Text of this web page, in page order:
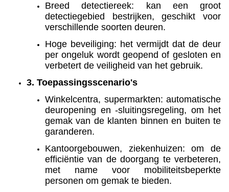
Breed detectiereek: kan een groot
detectiegebied bestrijken, geschikt voor
verschillende soorten deuren.
Hoge beveiliging: het vermijdt dat de deur
per ongeluk wordt geopend of gesloten en
verbetert de veiligheid van het gebruik.
3. Toepassingsscenario's
Winkelcentra, supermarkten: automatische
deuropening en -sluitingsregeling, om het
gemak van de klanten binnen en buiten te
garanderen.
Kantoorgebouwen, ziekenhuizen: om de
efficiëntie van de doorgang te verbeteren,
met name voor mobiliteitsbeperkte
personen om gemak te bieden.